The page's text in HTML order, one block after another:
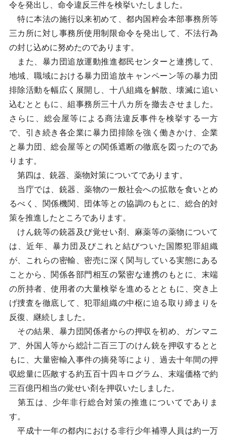
令を発出し、命令違反三件を検挙いたしました。
特に本法の施行以来初めて、都内国粹会本部事務所等
三カ所に対し事務所使用制限命令を発出して、不法行為
の封じ込めに努めたのであります。
また、暴力団追放運動推進都民センターと連携して、
地域、職域における暴力団追放キャンペーン等の暴力団
排除活動を幅広く展開し、十八組織を解散、壊滅に追い
込むとともに、組事務所三十八カ所を撤去させました。
さらに、総会屋等による商法違反事件を検挙する一方
で、引き続き各企業に暴力団排除を強く働きかけ、企業
と暴力団、総会屋等との関係遮断の徹底を図ったのであ
ります。
第四は、銃器、薬物対策についてであります。
当庁では、銃器、薬物の一般社会への拡散を食いとめ
るべく、関係機関、団体等との協調のもとに、総合的対
策を推進したところであります。
けん銃等の銃器及び覚せい剤、麻薬等の薬物について
は、近年、暴力団及びこれと結びついた国際犯罪組織
が、これらの密輸、密売に深く関与している実態にある
ことから、関係各部門相互の緊密な連携のもとに、末端
の所持者、使用者の大量検挙を進めるとともに、突き上
げ捜査を徹底して、犯罪組織の中枢に迫る取り締まりを
反復、継続しました。
その結果、暴力団関係者からの押収を初め、ガンマニ
ア、外国人等から総計二百三丁のけん銃を押収するとと
もに、大量密輸入事件の摘発等により、過去十年間の押
収総量に匹敵する約五百十四キログラム、末端価格で約
三百億円相当の覚せい剤を押収いたしました。
第五は、少年非行総合対策の推進についてでありま
す。
平成十一年の都内における非行少年補導人員は約一万